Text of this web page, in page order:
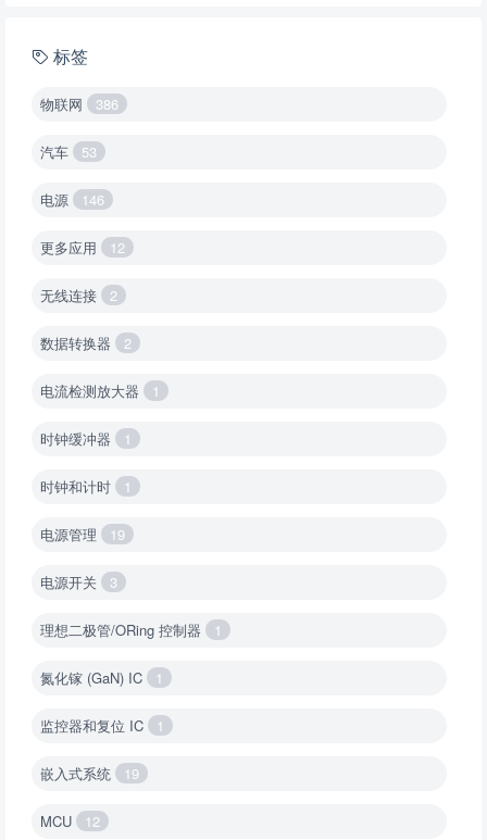
标签
物联网 386
汽车 53
电源 146
更多应用 12
无线连接 2
数据转换器 2
电流检测放大器 1
时钟缓冲器 1
时钟和计时 1
电源管理 19
电源开关 3
理想二极管/ORing 控制器 1
氮化镓 (GaN) IC 1
监控器和复位 IC 1
嵌入式系统 19
MCU 12